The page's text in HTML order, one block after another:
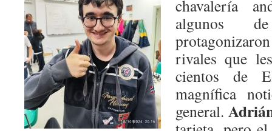
chavalería
algunos
rivales que
cientos de
magnífica
general.